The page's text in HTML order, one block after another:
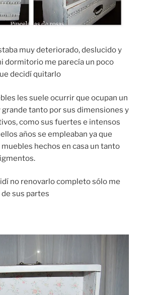
muy deteriorado, deslucido y
dormitorio me parecía un poco
decidí quitarlo
les suele ocurrir que ocupan un
tanto por sus dimensiones y
como sus fuertes e intensos
años se empleaban ya que
hechos en casa un tanto
no renovarlo completo sólo me
sus partes